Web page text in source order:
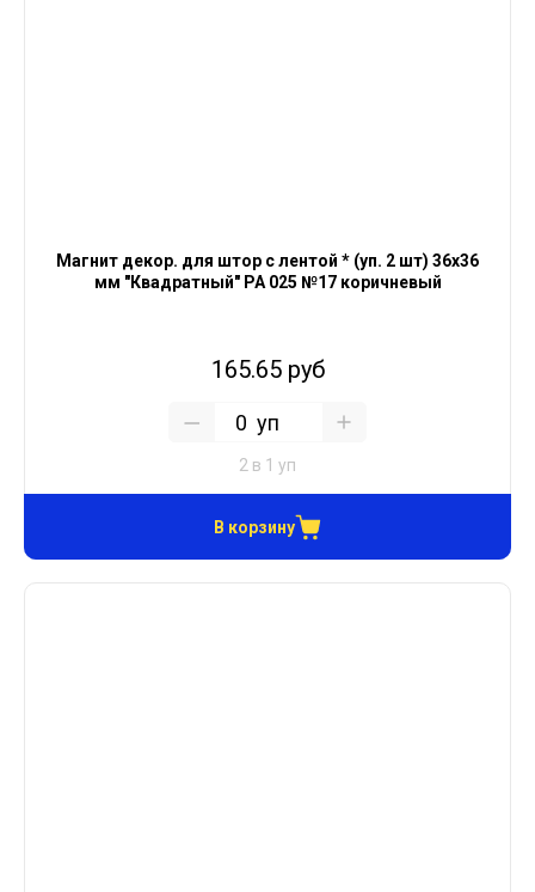
Магнит декор. для штор с лентой * (уп. 2 шт) 36х36
мм "Квадратный" PA 025 №17 коричневый
165.65 руб
уп
2 в 1 уп
В корзину